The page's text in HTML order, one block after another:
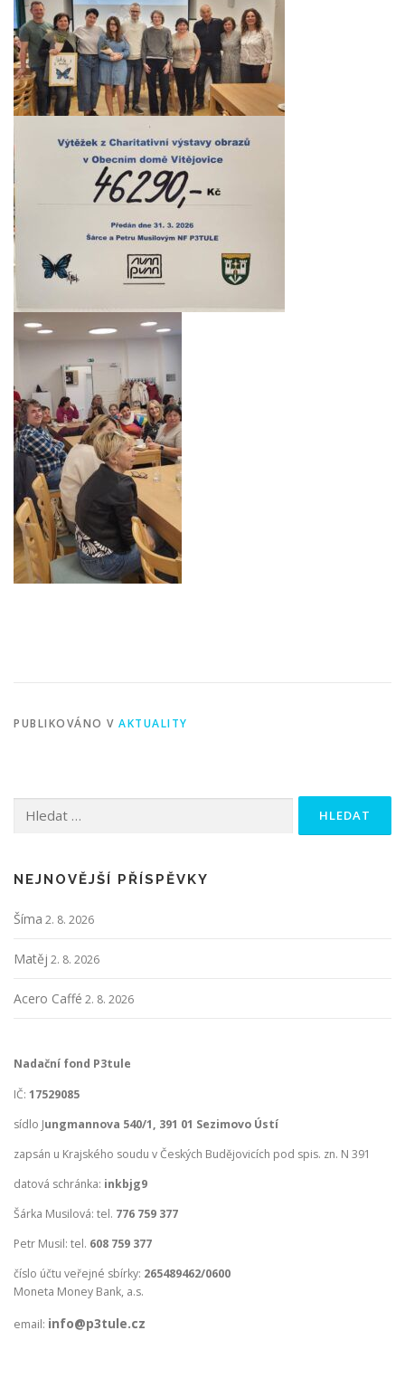
PUBLIKOVÁNO V AKTUALITY
NEJNOVĚJŠÍ PŘÍSPĚVKY
Šíma 2. 8. 2026
Matěj 2. 8. 2026
Acero Caffé 2. 8. 2026
Nadační fond P3tule
IČ: 17529085
sídlo Jungmannova 540/1, 391 01 Sezimovo Ústí
zapsán u Krajského soudu v Českých Budějovicích pod spis. zn. N 391
datová schránka: inkbjg9
Šárka Musilová: tel. 776 759 377
Petr Musil: tel. 608 759 377
číslo účtu veřejné sbírky: 265489462/0600
Moneta Money Bank, a.s.
email: info@p3tule.cz